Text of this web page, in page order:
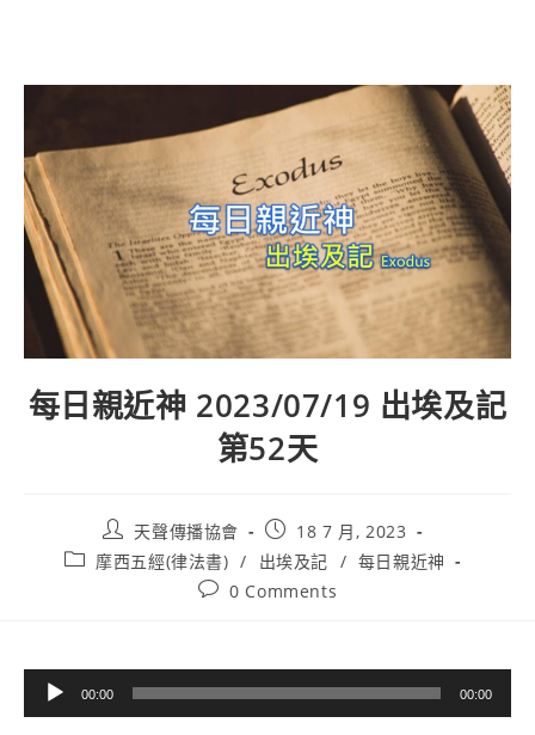
每日親近神 2023/07/19 出埃及記
第52天
天聲傳播協會
18 7 月, 2023
摩西五經(律法書) / 出埃及記 / 每日親近神
0 Comments
訊
00:00 00:00